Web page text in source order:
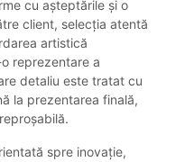
cu așteptările și o
client, selecția atentă
artistică
reprezentare a
detaliu este tratat cu
la prezentarea finală,
spre inovație,